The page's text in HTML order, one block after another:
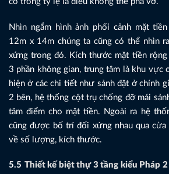
Nhìn ngắm hình ảnh phối cảnh mặt
12m x 14m chúng ta cũng có thể nhìn
xứng trong đó. Kích thước mặt tiền
3 phần không gian, trung tâm là khu vực
hiện ở các chi tiết như sảnh đặt ở chính
2 bên, hệ thống cột trụ chống đỡ mái
tâm điểm cho mặt tiền. Ngoài ra hệ
cũng được bố trí đối xứng nhau qua cửa
về số lượng, kích thước.
5.5 Thiết kế biệt thự 3 tầng kiểu Pháp